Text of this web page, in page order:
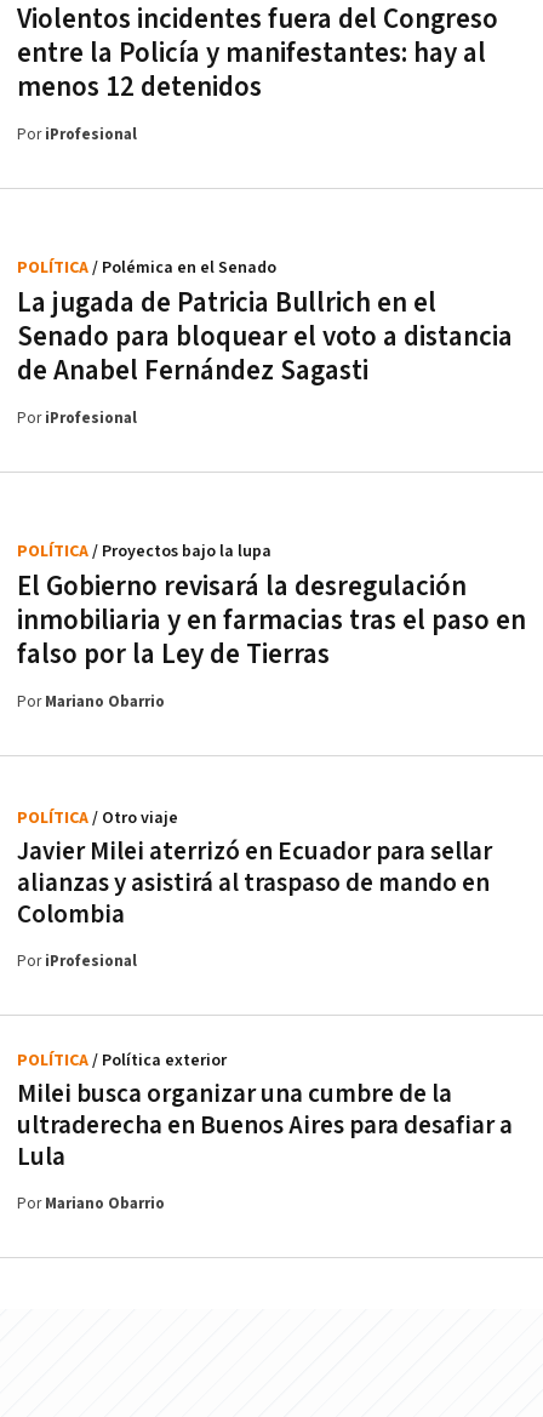
Violentos incidentes fuera del Congreso
entre la Policía y manifestantes: hay al
menos 12 detenidos
PoriProfesional
La jugada de Patricia Bullrich en el
Senado para bloquear el voto a distancia
de Anabel Fernández Sagasti
POLÍTICA/ Polémica en el Senado
PoriProfesional
El Gobierno revisará la desregulación
inmobiliaria y en farmacias tras el paso en
falso por la Ley de Tierras
POLÍTICA/ Proyectos bajo la lupa
PorMariano Obarrio
Javier Milei aterrizó en Ecuador para sellar
alianzas y asistirá al traspaso de mando en
Colombia
POLÍTICA/ Otro viaje
PoriProfesional
Milei busca organizar una cumbre de la
ultraderecha en Buenos Aires para desafiar a
Lula
POLÍTICA/ Política exterior
PorMariano Obarrio